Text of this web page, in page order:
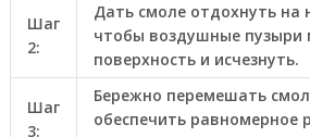
Шаг
2:
Дать смоле отдохнуть на
чтобы воздушные пузыри
поверхность и исчезнуть.
Шаг
3:
Бережно перемешать
обеспечить равномерное